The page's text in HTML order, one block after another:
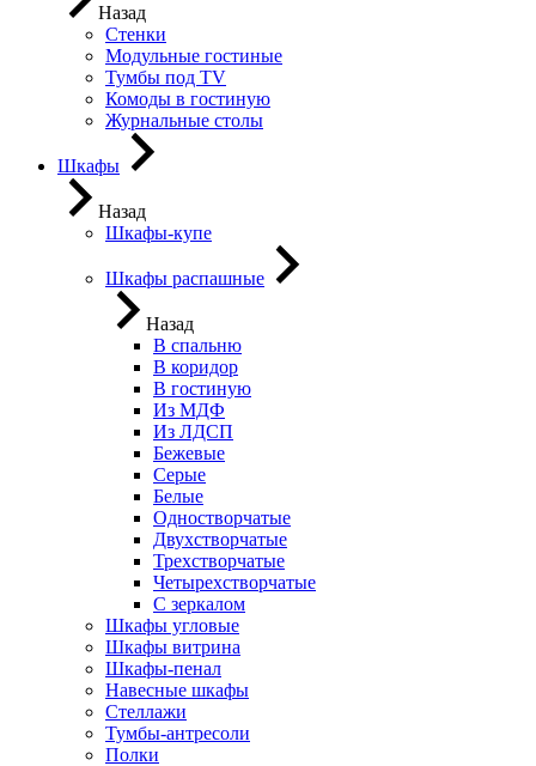
Назад
Стенки
Модульные гостиные
Тумбы под ТV
Комоды в гостиную
Журнальные столы
Шкафы
Назад
Шкафы-купе
Шкафы распашные
Назад
В спальню
В коридор
В гостиную
Из МДФ
Из ЛДСП
Бежевые
Серые
Белые
Одностворчатые
Двухстворчатые
Трехстворчатые
Четырехстворчатые
С зеркалом
Шкафы угловые
Шкафы витрина
Шкафы-пенал
Навесные шкафы
Стеллажи
Тумбы-антресоли
Полки